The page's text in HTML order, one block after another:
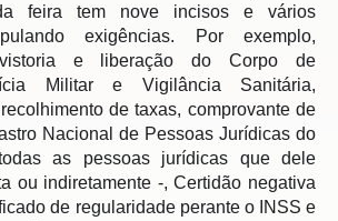
feira tem nove incisos e vários
exigências. Por exemplo,
e liberação do Corpo de
Militar e Vigilância Sanitária,
de taxas, comprovante de
Nacional de Pessoas Jurídicas do
as pessoas jurídicas que dele
ou indiretamente -, Certidão negativa
de regularidade perante o INSS e